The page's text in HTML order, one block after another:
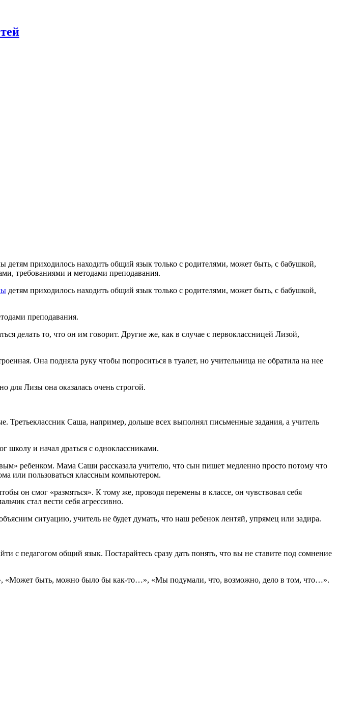
приходилось на­ходить общий язык только с родителями, может быть, с ба­бушкой,
требованиями и ме­тодами преподавания.
детям приходилось на­ходить общий язык только с родителями, может быть, с бабушкой,
преподавания.
делать то, что он им говорит. Другие же, как в случае с первоклассницей Лизой,
Она подняла руку чтобы попроситься в туалет, но учительница не обратила на нее
для Лизы она оказалась очень строгой.
Третьеклассник Саша, например, дольше всех выполнял письменные задания, а учитель
школу и начал драться с одноклассниками.
ребенком. Мама Саши рассказала учителю, что сын пишет медленно просто потому что
или пользоваться классным компьютером.
он смог «размяться». К тому же, проводя перемены в классе, он чувствовал себя
стал вести себя агрессивно.
ситуацию, учитель не будет думать, что наш ребенок лентяй, упрямец или задира.
с педагогом общий язык. Постарайтесь сразу дать понять, что вы не ставите под сомнение
«Может быть, можно было бы как-то…», «Мы подумали, что, возможно, дело в том, что…».